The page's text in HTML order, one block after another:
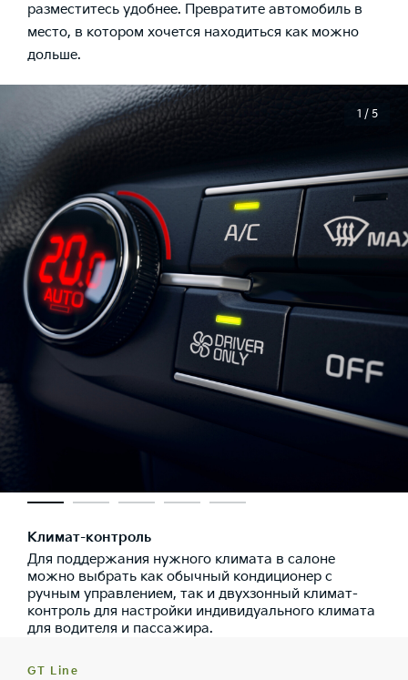
разместитесь удобнее. Превратите автомобиль в
место, в котором хочется находиться как можно
дольше.
Климат-контроль
Для поддержания нужного климата в салоне
можно выбрать как обычный кондиционер с
ручным управлением, так и двухзонный климат-
контроль для настройки индивидуального климата
для водителя и пассажира.
1 / 5
GT Line